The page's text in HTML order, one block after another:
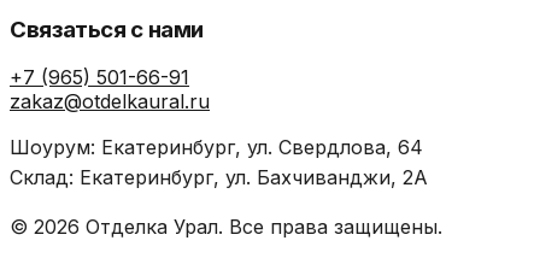
Связаться с нами
+7 (965) 501-66-91
zakaz@otdelkaural.ru
Шоурум: Екатеринбург, ул. Свердлова, 64
Склад: Екатеринбург, ул. Бахчиванджи, 2А
© 2026 Отделка Урал. Все права защищены.